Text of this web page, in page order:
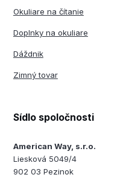
Okuliare na čítanie
Doplnky na okuliare
Dáždnik
Zimný tovar
Sídlo spoločnosti
American Way, s.r.o.
Liesková 5049/4
902 03 Pezinok